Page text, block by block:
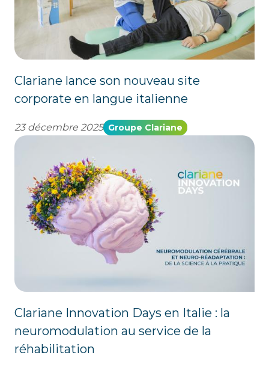
Clariane lance son nouveau site
corporate en langue italienne
23 décembre 2025 Groupe Clariane
Clariane Innovation Days en Italie : la
neuromodulation au service de la
réhabilitation